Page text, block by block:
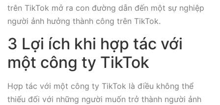
trên TikTok mở ra con đường dẫn đến một sự nghiệp
người ảnh hưởng thành công trên TikTok.
3 Lợi ích khi hợp tác với
một công ty TikTok
Hợp tác với một công ty TikTok là điều không thể
thiếu đối với những người muốn trở thành người ảnh